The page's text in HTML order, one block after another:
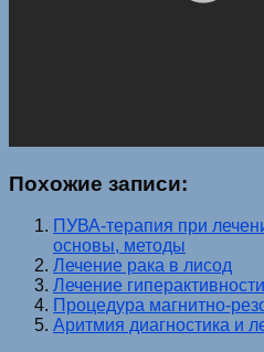
Похожие записи:
ПУВА-терапия при
основы, методы
Лечение рака в лисод
Лечение гиперактивности
Процедура магнитно-
Аритмия диагностика и